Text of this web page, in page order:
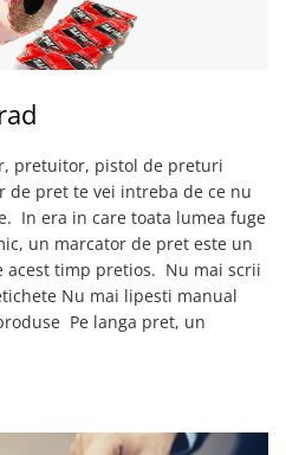
pretuitor, pistol de preturi
de pret te vei intreba de ce nu
In era in care toata lumea fuge
un marcator de pret este un
acest timp pretios. ​ Nu mai scrii
Nu mai lipesti manual
Pe langa pret, un